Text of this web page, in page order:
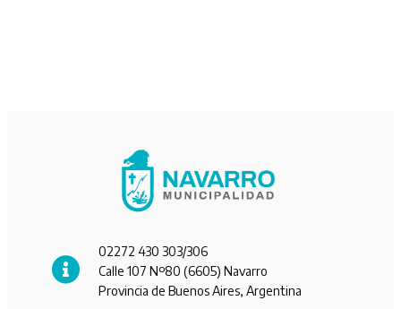
02272 430 303/306
Calle 107 Nº80 (6605) Navarro
Provincia de Buenos Aires, Argentina